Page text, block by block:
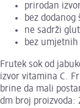
prirodan
bez
ne sadrži
bez
Frutek sok od
izvor vitamina C.
brine da mali
dm broj proizvoda: